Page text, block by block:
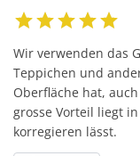
Wir verwenden das
Teppichen und
Oberfläche hat,
grosse Vorteil liegt
korregieren lässt.